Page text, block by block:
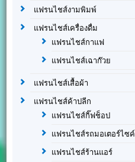
แฟรนไชส์งามพิมพ์
แฟรนไชส์เครื่องดื่ม
แฟรนไชส์กาแฟ
แฟรนไชส์เฉาก๊วย
แฟรนไชส์เสื้อผ้า
แฟรนไชส์ค้าปลีก
แฟรนไชส์กิ๊ฟช็อป
แฟรนไชส์รถมอเตอร์ไซค์
แฟรนไชส์ร้านแอร์